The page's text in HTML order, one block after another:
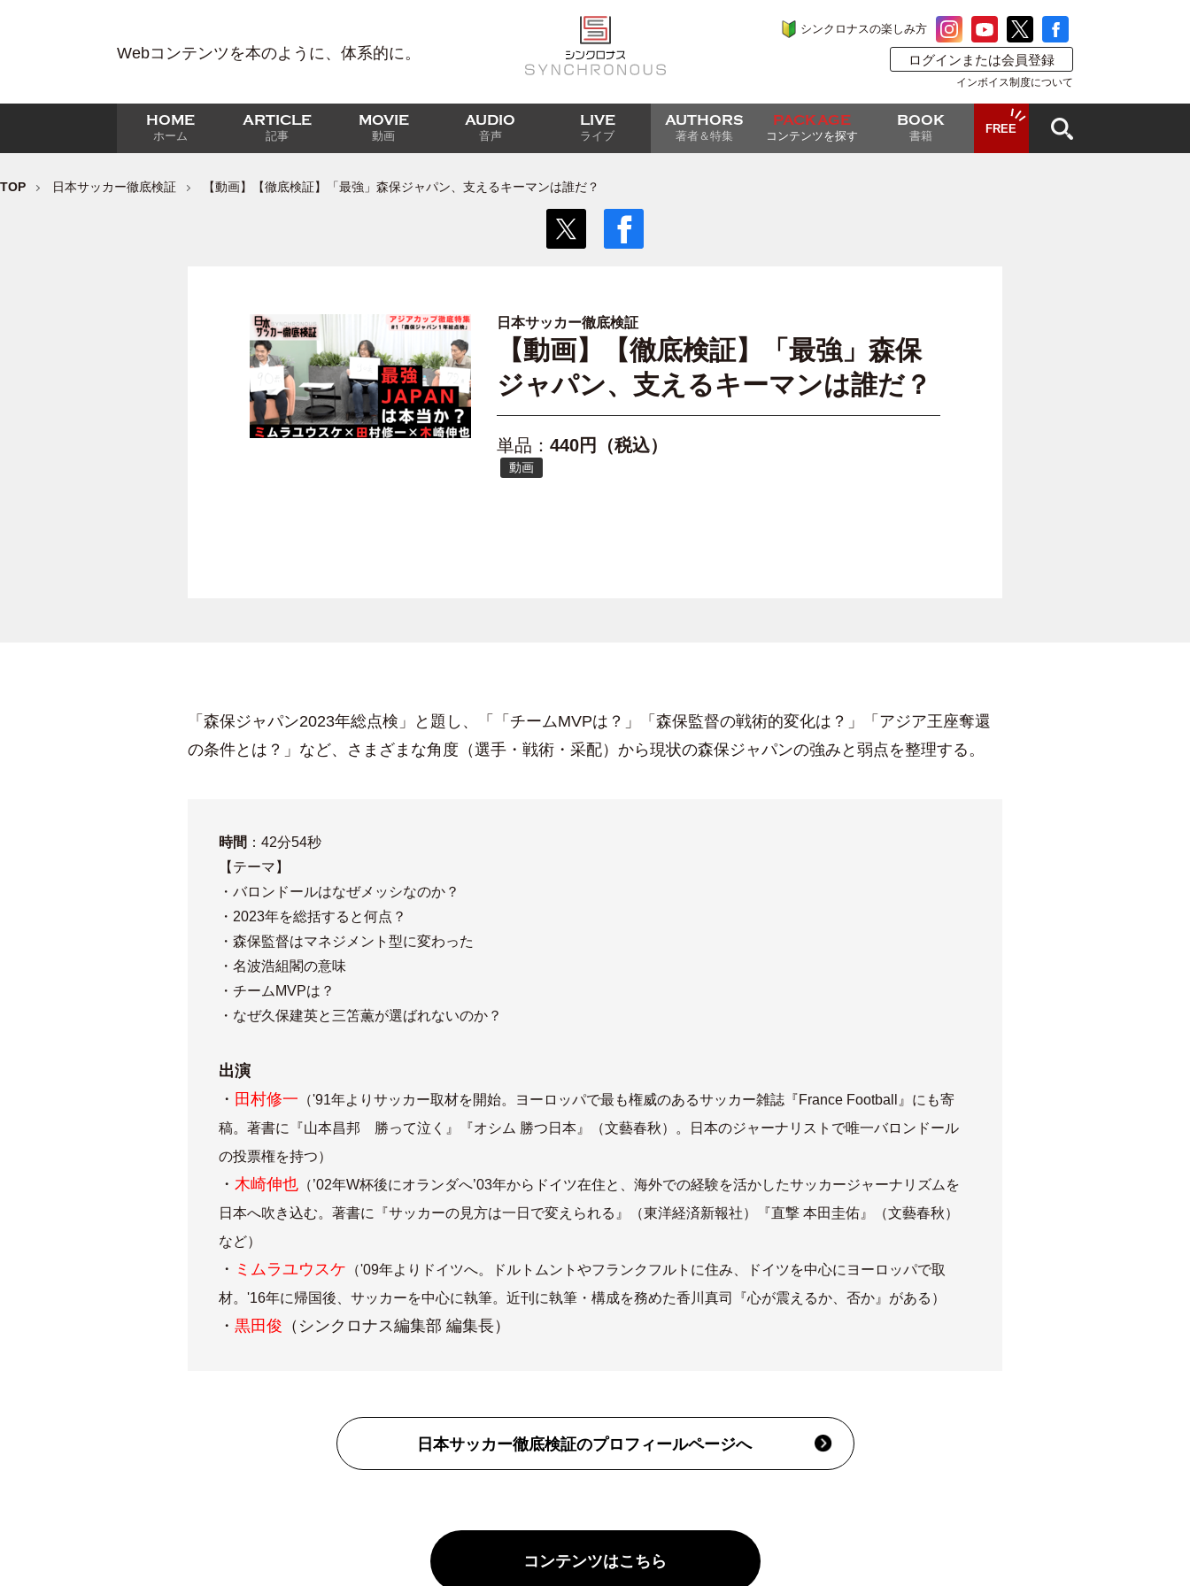
Webコンテンツを本のように、体系的に。
シンクロナスの楽しみ方
ログインまたは会員登録
インボイス制度について
HOME
ホーム
ARTICLE
記事
MOVIE
動画
AUDIO
音声
LIVE
ライブ
AUTHORS
著者＆特集
PACKAGE
コンテンツを探す
BOOK
書籍
FREE
TOP 日本サッカー徹底検証 【動画】【徹底検証】「最強」森保ジャパン、支えるキーマンは誰だ？
日本サッカー徹底検証
【動画】【徹底検証】「最強」森保
ジャパン、支えるキーマンは誰だ？
単品： 440円（税込）
動画
「森保ジャパン2023年総点検」と題し、「「チームMVPは？」「森保監督の戦術的変化は？」「アジア王座奪還
の条件とは？」など、さまざまな角度（選手・戦術・采配）から現状の森保ジャパンの強みと弱点を整理する。
時間 ：42分54秒
【テーマ】
・バロンドールはなぜメッシなのか？
・2023年を総括すると何点？
・森保監督はマネジメント型に変わった
・名波浩組閣の意味
・チームMVPは？
・なぜ久保建英と三笘薫が選ばれないのか？
出演
・ 田村修一 （'91年よりサッカー取材を開始。ヨーロッパで最も権威のあるサッカー雑誌『France Football』にも寄
稿。著書に『山本昌邦 勝って泣く』『オシム 勝つ日本』（文藝春秋）。日本のジャーナリストで唯一バロンドール
の投票権を持つ）
・ 木崎伸也 （’02年W杯後にオランダへ’03年からドイツ在住と、海外での経験を活かしたサッカージャーナリズムを
日本へ吹き込む。著書に『サッカーの見方は一日で変えられる』（東洋経済新報社）『直撃 本田圭佑』（文藝春秋）
など）
・ ミムラユウスケ （'09年よりドイツへ。ドルトムントやフランクフルトに住み、ドイツを中心にヨーロッパで取
材。'16年に帰国後、サッカーを中心に執筆。近刊に執筆・構成を務めた香川真司『心が震えるか、否か』がある）
・ 黒田俊 （シンクロナス編集部 編集長）
日本サッカー徹底検証のプロフィールページへ
コンテンツはこちら